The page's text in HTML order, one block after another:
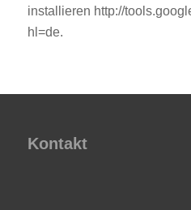
installieren http://
hl=de.
Kontakt